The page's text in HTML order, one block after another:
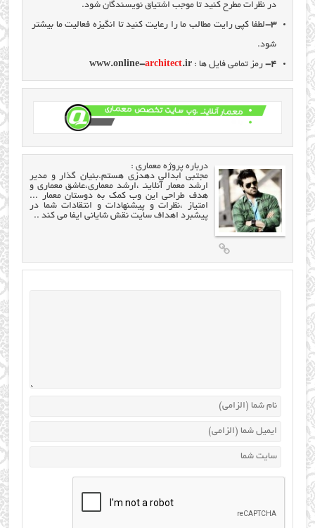
در نظرات مطرح کنید تا موجب اشتیاق نویسندگان شود.
3-
لطفا کپی رایت مطالب ما را رعایت کنید تا انگیزه فعالیت ما بیشتر
شود.
4-
رمز تمامی فایل ها : www.online-architect.ir
دربارهپروژه معماری :
مجتبی ابدالی دهدزی هستم.بنیان گذار و مدیر
ارشد معمار آنلاینـ ،ارشد معماری،عاشق معماری و
هدف طراحی این وب کمک به دوستان معمار ...
امتیاز ،نظرات و پیشنهادات و انتقادات شما در
پیشبرد اهداف سایت نقش شایانی ایفا می کند ..